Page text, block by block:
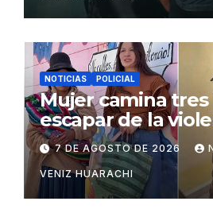
NOTICIAS POLICIAL
Mujer camina tres
escapar de la
Potosí
7 DE AGOSTO DE 2026
VENIZ HUARACHI